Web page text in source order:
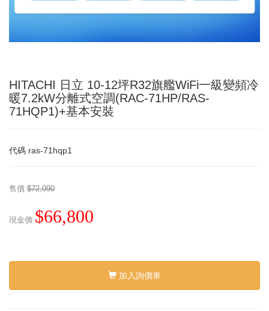
HITACHI 日立 10-12坪R32旗艦WiFi一級變頻冷
暖7.2kW分離式空調(RAC-71HP/RAS-
71HQP1)+基本安裝
代碼 ras-71hqp1
售價 $72,090
現金價 $66,800
加入詢價車